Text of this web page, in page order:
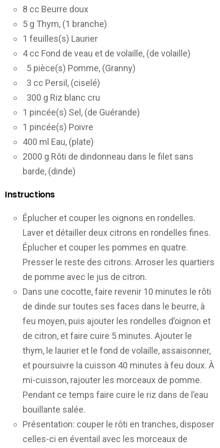
8 cc Beurre doux
5 g Thym, (1 branche)
1 feuilles(s) Laurier
4 cc Fond de veau et de volaille, (de volaille)
5 pièce(s) Pomme, (Granny)
3 cc Persil, (ciselé)
300 g Riz blanc cru
1 pincée(s) Sel, (de Guérande)
1 pincée(s) Poivre
400 ml Eau, (plate)
2000 g Rôti de dindonneau dans le filet sans
barde, (dinde)
Instructions
Éplucher et couper les oignons en rondelles.
Laver et détailler deux citrons en rondelles fines.
Éplucher et couper les pommes en quatre.
Presser le reste des citrons. Arroser les quartiers
de pomme avec le jus de citron.
Dans une cocotte, faire revenir 10 minutes le rôti
de dinde sur toutes ses faces dans le beurre, à
feu moyen, puis ajouter les rondelles d’oignon et
de citron, et faire cuire 5 minutes. Ajouter le
thym, le laurier et le fond de volaille, assaisonner,
et poursuivre la cuisson 40 minutes à feu doux. À
mi-cuisson, rajouter les morceaux de pomme.
Pendant ce temps faire cuire le riz dans de l’eau
bouillante salée.
Présentation: couper le rôti en tranches, disposer
celles-ci en éventail avec les morceaux de